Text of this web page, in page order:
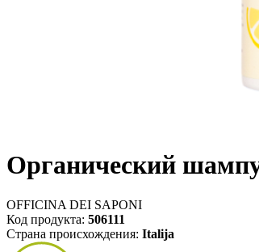
Органический
OFFICINA DEI SAPONI
Код продукта: 506111
Страна происхождения: Italija